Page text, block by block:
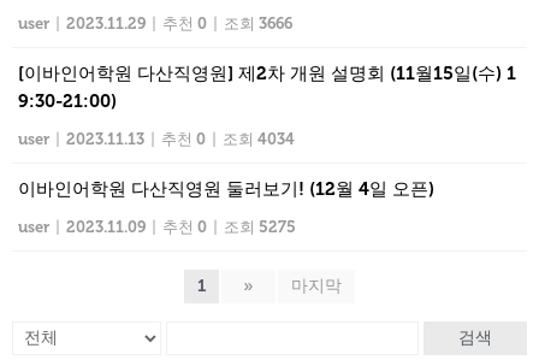
user | 2023.11.29 | 추천 0 | 조회 3666
[이바인어학원 다산직영원] 제2차 개원 설명회 (11월15일(수) 1
9:30-21:00)
user | 2023.11.13 | 추천 0 | 조회 4034
이바인어학원 다산직영원 둘러보기! (12월 4일 오픈)
user | 2023.11.09 | 추천 0 | 조회 5275
1 » 마지막
검색